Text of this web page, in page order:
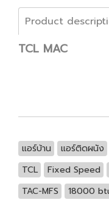
Product
TCL MAC
แอร์บ้าน แอร์ติดผนัง
TCL
Fixed Speed
TAC-MFS
18000